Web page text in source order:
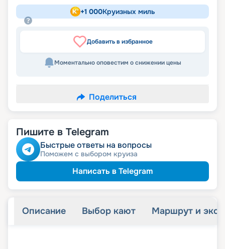
+1 000Круизных миль
Добавить в избранное
Моментально оповестим о снижении цены
Поделиться
Пишите в Telegram
Быстрые ответы на вопросы
Поможем с выбором круиза
Написать в Telegram
Описание Выбор кают Маршрут и